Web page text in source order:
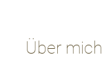
Über mich